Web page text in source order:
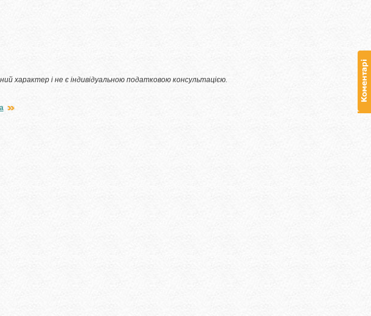
характер і не є індивідуальною податковою консультацією.